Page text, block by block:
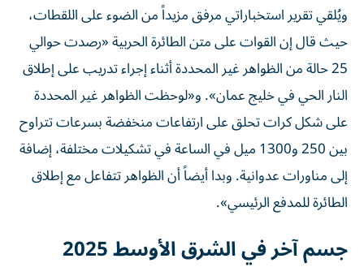
ويُلقي تقرير استخباراتي مرفق مزيداً من الضوء على اللقطات،
حيث قال إن القوات على متن الطائرة الحربية «رصدت حوالي
25 حالة من الظواهر غير المحددة أثناء إجراء تدريب على إطلاق
النار الحي في خليج عمان». و«لوحظت الظواهر غير المحددة
على شكل كرات تحلق على ارتفاعات منخفضة بسرعات تتراوح
بين 250 و1300 ميل في الساعة في تشكيلات مختلفة، إضافة
إلى مناورات عدوانية. وبدا أيضاً أن الظواهر تتفاعل مع إطلاق
الطائرة للمدفع الرئيسي».
جسم آخر في الشرق الأوسط 2025